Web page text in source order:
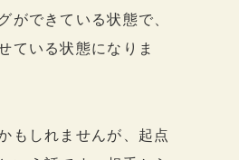
ができている状態で、
ている状態になりま
もしれませんが、起点